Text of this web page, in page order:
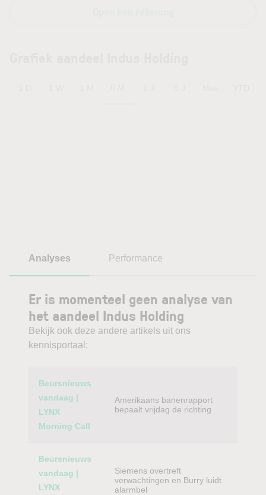
Analyses Performance
Er is momenteel geen analyse van
het aandeel Indus Holding
Bekijk ook deze andere artikels uit ons
kennisportaal:
Category
Beursnieuws
vandaag |
LYNX
Morning Call
Amerikaans banenrapport
bepaalt vrijdag de richting
Beursnieuws
vandaag |
LYNX
Siemens overtreft
verwachtingen en Burry luidt
alarmbel